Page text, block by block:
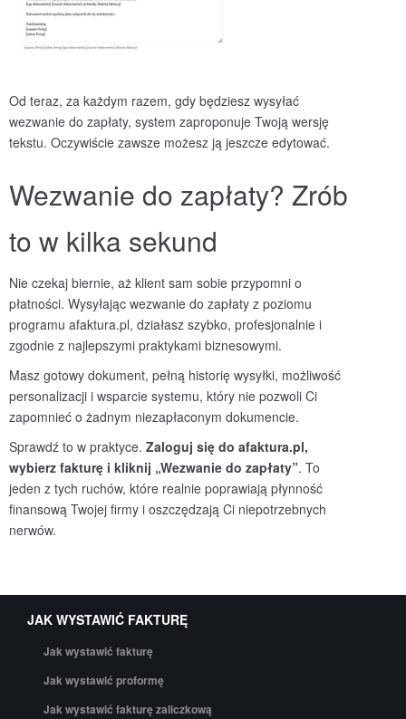
Od teraz, za każdym razem, gdy będziesz wysyłać
wezwanie do zapłaty, system zaproponuje Twoją wersję
tekstu. Oczywiście zawsze możesz ją jeszcze edytować.
Wezwanie do zapłaty? Zrób
to w kilka sekund
Nie czekaj biernie, aż klient sam sobie przypomni o
płatności. Wysyłając wezwanie do zapłaty z poziomu
programu afaktura.pl, działasz szybko, profesjonalnie i
zgodnie z najlepszymi praktykami biznesowymi.
Masz gotowy dokument, pełną historię wysyłki, możliwość
personalizacji i wsparcie systemu, który nie pozwoli Ci
zapomnieć o żadnym niezapłaconym dokumencie.
Sprawdź to w praktyce. Zaloguj się do afaktura.pl,
wybierz fakturę i kliknij „Wezwanie do zapłaty”. To
jeden z tych ruchów, które realnie poprawiają płynność
finansową Twojej firmy i oszczędzają Ci niepotrzebnych
nerwów.
JAK WYSTAWIĆ FAKTURĘ
Jak wystawić fakturę
Jak wystawić proformę
Jak wystawić fakturę zaliczkową